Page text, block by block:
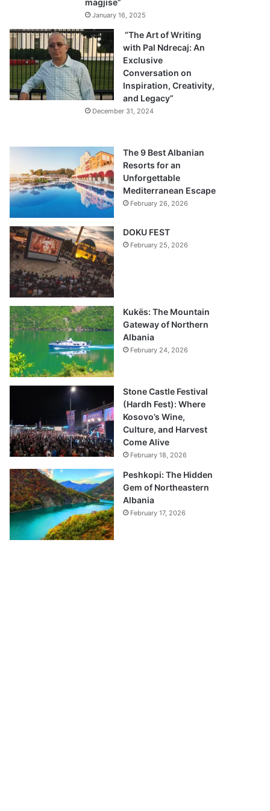
January 16, 2025
“The Art of Writing
with Pal Ndrecaj: An
Exclusive
Conversation on
Inspiration, Creativity,
and Legacy”
December 31, 2024
The 9 Best Albanian
Resorts for an
Unforgettable
Mediterranean Escape
February 26, 2026
DOKU FEST
February 25, 2026
Kukës: The Mountain
Gateway of Northern
Albania
February 24, 2026
Stone Castle Festival
(Hardh Fest): Where
Kosovo’s Wine,
Culture, and Harvest
Come Alive
February 18, 2026
Peshkopi: The Hidden
Gem of Northeastern
Albania
February 17, 2026